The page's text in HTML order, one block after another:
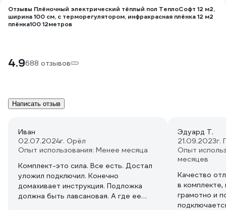
Отзывы Плёночный электрический тёплый пол ТеплоСофт 12 м2,
ширина 100 см, с терморегулятором, инфракрасная плёнка 12 м2
плёнка100 12метров
4.9688 отзывов
Написать отзыв
Иван
02.07.2024г. Орёл
Опыт использования: Менее месяца
Комплект-это сила. Все есть. Достал
уложил подключил. Конечно
домахивает инструкция. Подложка
должна быть лавсановая. А где ее
Эдуард Т.
21.09.2023г.
Опыт
месяцев
Качество
в комплекте,
грамотно и